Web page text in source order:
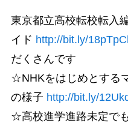
東京都立高校転校転入
イド http://bit.ly/
だくさんです
☆NHKをはじめとする
の様子 http://bit.ly/
☆高校進学進路未定で